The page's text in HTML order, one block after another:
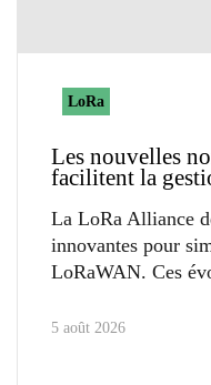
LoRa
Les nouvelles
facilitent la
La LoRa Alliance
innovantes pour
LoRaWAN. Ces
5 août 2026